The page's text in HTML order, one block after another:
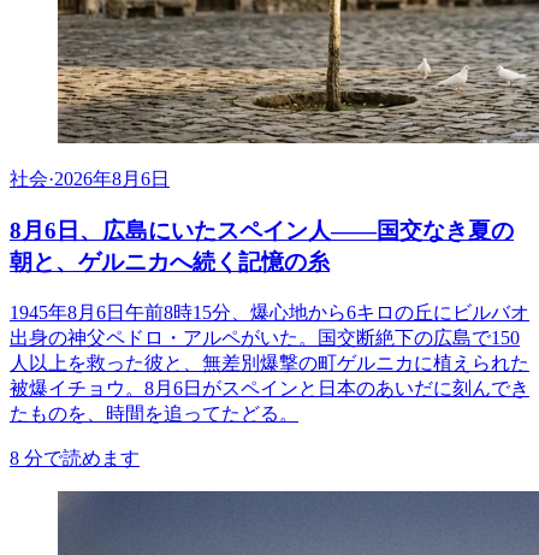
社会·2026年8月6日
8月6日、広島にいたスペイン人――国交なき夏の
朝と、ゲルニカへ続く記憶の糸
1945年8月6日午前8時15分、爆心地から6キロの丘にビルバオ
出身の神父ペドロ・アルペがいた。国交断絶下の広島で150
人以上を救った彼と、無差別爆撃の町ゲルニカに植えられた
被爆イチョウ。8月6日がスペインと日本のあいだに刻んでき
たものを、時間を追ってたどる。
8 分で読めます